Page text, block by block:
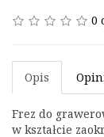
0
Opis
Frez do
w kształcie